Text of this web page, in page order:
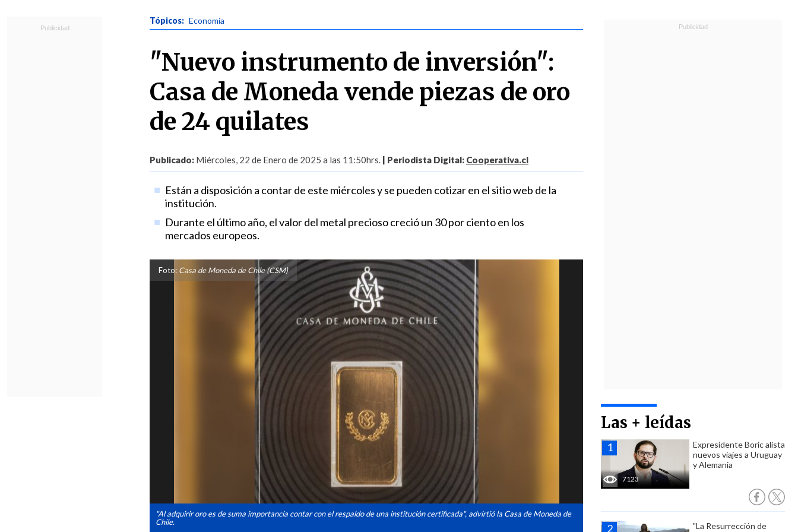
Tópicos: Economía
"Nuevo instrumento de inversión":
Casa de Moneda vende piezas de oro
de 24 quilates
Publicado: Miércoles, 22 de Enero de 2025 a las 11:50hrs. | Periodista Digital: Cooperativa.cl
Están a disposición a contar de este miércoles y se pueden cotizar en el sitio web de la
institución.
Durante el último año, el valor del metal precioso creció un 30 por ciento en los
mercados europeos.
Foto: Casa de Moneda de Chile (CSM)
"Al adquirir oro es de suma importancia contar con el respaldo de una institución certificada", advirtió la Casa de Moneda de
Chile.
Las + leídas
7123
Expresidente Boric alista
nuevos viajes a Uruguay
y Alemania
"La Resurrección de